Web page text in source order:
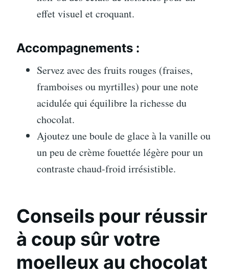
effet visuel et croquant.
Accompagnements :
Servez avec des fruits rouges (fraises,
framboises ou myrtilles) pour une note
acidulée qui équilibre la richesse du
chocolat.
Ajoutez une boule de glace à la vanille ou
un peu de crème fouettée légère pour un
contraste chaud-froid irrésistible.
Conseils pour réussir
à coup sûr votre
moelleux au chocolat